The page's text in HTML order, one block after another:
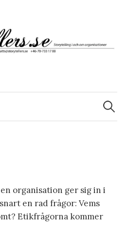
Sök
efter:
organisation ger sig in i
en rad frågor: Vems
Etikfrågorna kommer